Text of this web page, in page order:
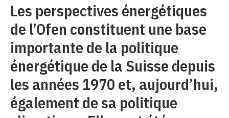
Les perspectives énergétiques
de l’Ofen constituent une base
importante de la politique
énergétique de la Suisse depuis
les années 1970 et, aujourd’hui,
également de sa politique